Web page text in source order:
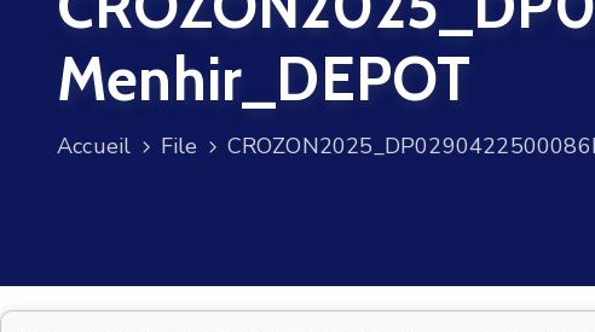
Menhir_DEPOT
Accueil File